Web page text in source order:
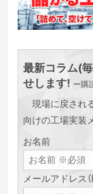
最新コラム(
せします! ー購
現場に戻され
向けの工場実装
お名前
メールアドレス（